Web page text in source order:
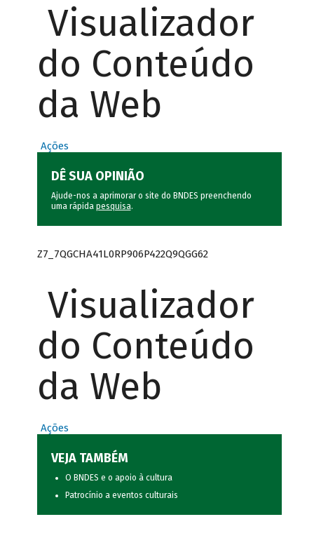
Visualizador
do Conteúdo
da Web
Ações
DÊ SUA OPINIÃO
Ajude-nos a aprimorar o site do BNDES preenchendo
uma rápida pesquisa.
Z7_7QGCHA41L0RP906P422Q9QGG62
Visualizador
do Conteúdo
da Web
Ações
VEJA TAMBÉM
O BNDES e o apoio à cultura
Patrocínio a eventos culturais